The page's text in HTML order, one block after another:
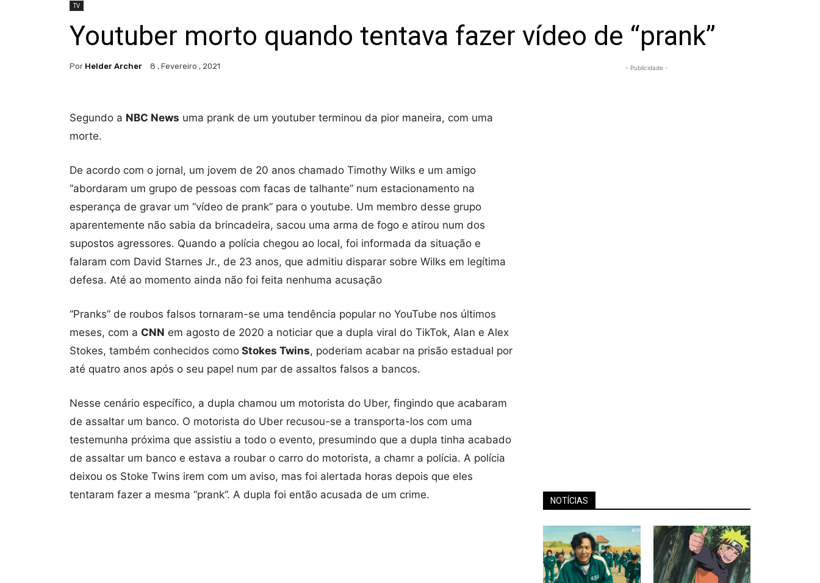
TV
Youtuber morto quando tentava fazer vídeo de “prank”
Por Helder Archer 8 , Fevereiro , 2021
Segundo a NBC News uma prank de um youtuber terminou da pior maneira, com uma
morte.
De acordo com o jornal, um jovem de 20 anos chamado Timothy Wilks e um amigo
“abordaram um grupo de pessoas com facas de talhante” num estacionamento na
esperança de gravar um “vídeo de prank” para o youtube. Um membro desse grupo
aparentemente não sabia da brincadeira, sacou uma arma de fogo e atirou num dos
supostos agressores. Quando a polícia chegou ao local, foi informada da situação e
falaram com David Starnes Jr., de 23 anos, que admitiu disparar sobre Wilks em legítima
defesa. Até ao momento ainda não foi feita nenhuma acusação
“Pranks” de roubos falsos tornaram-se uma tendência popular no YouTube nos últimos
meses, com a CNN em agosto de 2020 a noticiar que a dupla viral do TikTok, Alan e Alex
Stokes, também conhecidos como Stokes Twins, poderiam acabar na prisão estadual por
até quatro anos após o seu papel num par de assaltos falsos a bancos.
Nesse cenário específico, a dupla chamou um motorista do Uber, fingindo que acabaram
de assaltar um banco. O motorista do Uber recusou-se a transporta-los com uma
testemunha próxima que assistiu a todo o evento, presumindo que a dupla tinha acabado
de assaltar um banco e estava a roubar o carro do motorista, a chamr a polícia. A polícia
deixou os Stoke Twins irem com um aviso, mas foi alertada horas depois que eles
tentaram fazer a mesma “prank”. A dupla foi então acusada de um crime.
- Publicidade -
NOTÍCIAS